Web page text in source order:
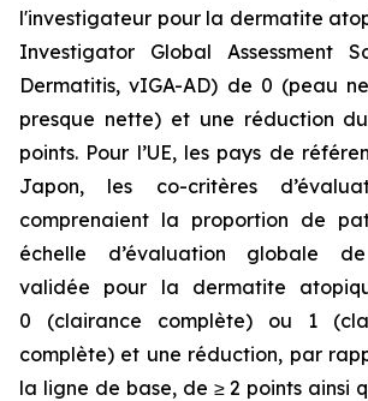
l'investigateur pour la dermatite
Investigator Global Assessment
Dermatitis, vIGA-AD) de 0 (peau
presque nette) et une réduction
points. Pour l’UE, les pays de
Japon, les co-critères
comprenaient la proportion de
échelle d’évaluation globale de
validée pour la dermatite
0 (clairance complète) ou 1
complète) et une réduction, par
la ligne de base, de ≥ 2 points ainsi